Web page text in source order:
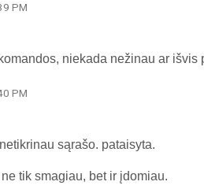
PM
niekada nežinau ar
PM
sąrašo. pataisyta.
tik smagiau, bet ir įdomiau.